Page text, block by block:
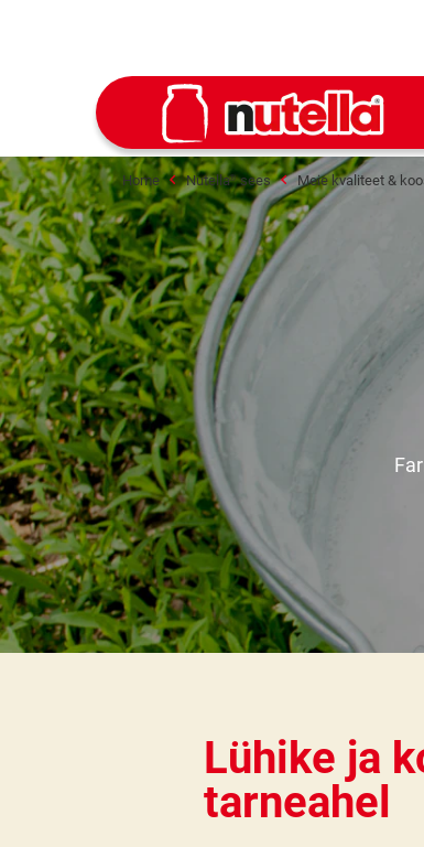
Home Nutella®sees Meie kvaliteet &
Lühike ja
tarneahel